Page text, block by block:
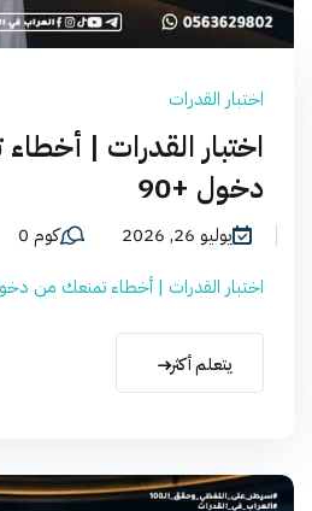
اختبار القدرات
اختبار القدرات |
دخول +90
يوليو 26, 2026
كوم 0
اختبار القدرات | أخطاء تمنعك من دخول +90
يتعلم أكثر